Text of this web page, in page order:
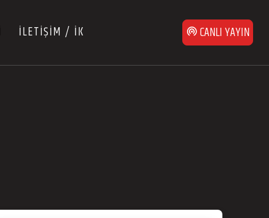
İLETİŞİM / İK CANLI YAYIN